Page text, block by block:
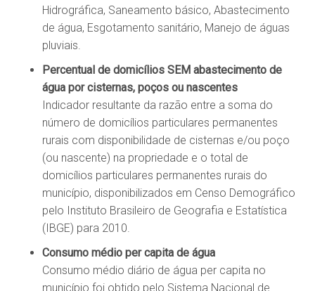
Hidrográfica, Saneamento básico, Abastecimento
de água, Esgotamento sanitário, Manejo de águas
pluviais.
Percentual de domicílios SEM abastecimento de
água por cisternas, poços ou nascentes
Indicador resultante da razão entre a soma do
número de domicílios particulares permanentes
rurais com disponibilidade de cisternas e/ou poço
(ou nascente) na propriedade e o total de
domicílios particulares permanentes rurais do
município, disponibilizados em Censo Demográfico
pelo Instituto Brasileiro de Geografia e Estatística
(IBGE) para 2010.
Consumo médio per capita de água
Consumo médio diário de água per capita no
município foi obtido pelo Sistema Nacional de